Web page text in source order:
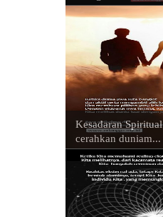
Kesadaran Spiritual
cerahkan duniam...